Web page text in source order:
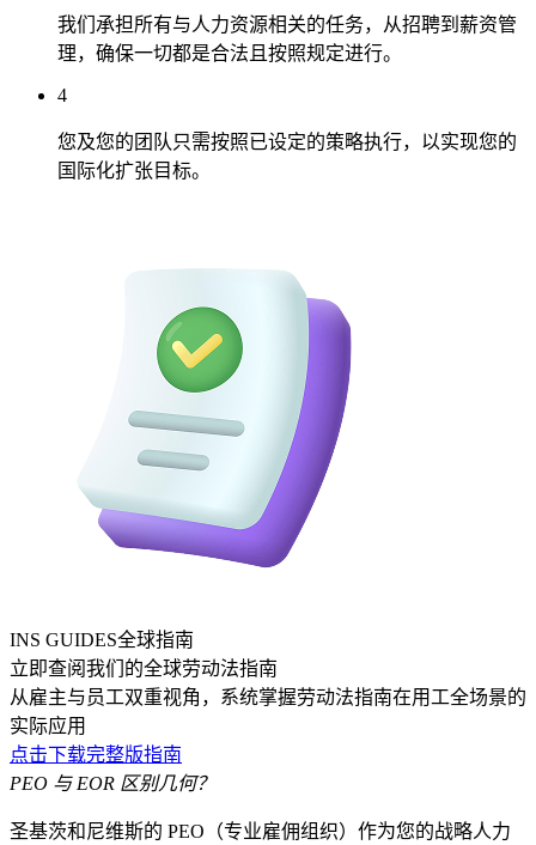
我们承担所有与人力资源相关的任务，从招聘到薪资管
理，确保一切都是合法且按照规定进行。
4
您及您的团队只需按照已设定的策略执行，以实现您的
国际化扩张目标。
INS GUIDES全球指南
立即查阅我们的全球劳动法指南
从雇主与员工双重视角，系统掌握劳动法指南在用工全场景的
实际应用
点击下载完整版指南
PEO 与 EOR 区别几何？
圣基茨和尼维斯的 PEO（专业雇佣组织）作为您的战略人力